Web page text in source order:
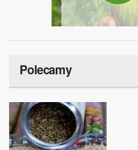
Polecamy